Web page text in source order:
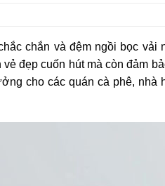
chắn và đệm ngồi bọc vải
đẹp cuốn hút mà còn đảm
cho các quán cà phê, nhà